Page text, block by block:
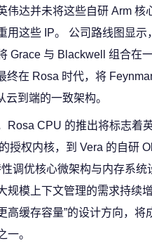
伟达并未将这些自研 Arm
用这些 IP。 公司路线图显
Grace 与 Blackwell 组合在
终在 Rosa 时代，将
到端的一致架构。
Rosa CPU 的推出将标志着
授权内核，到 Vera 的自研
调优核心微架构与内存系
规模上下文管理的需求持续
高缓存容量”的设计方向，
一。